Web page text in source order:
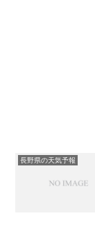
長野県の天気予報